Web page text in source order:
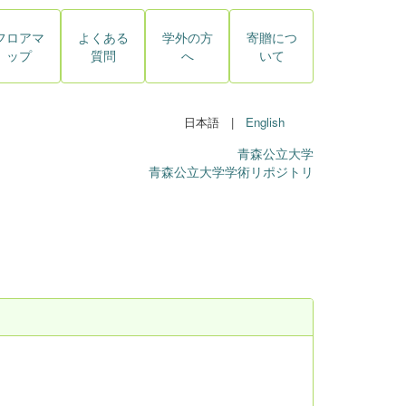
ロアマ
ップ
よくある
質問
学外の方
へ
寄贈につ
いて
日本語 | English
青森公立大学
青森公立大学学術リポジトリ